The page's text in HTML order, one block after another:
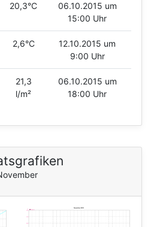
20,3°C
06.10.2015 um
15:00 Uhr
2,6°C
12.10.2015 um
9:00 Uhr
21,3
l/m²
06.10.2015 um
18:00 Uhr